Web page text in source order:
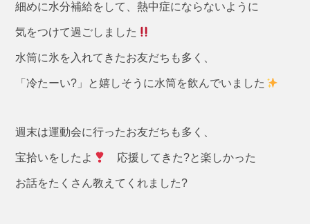
細めに水分補給をして、熱中症にならないように
気をつけて過ごしました
水筒に氷を入れてきたお友だちも多く、
「冷たーい?」と嬉しそうに水筒を飲んでいました
週末は運動会に行ったお友だちも多く、
宝拾いをしたよ 応援してきた?と楽しかった
お話をたくさん教えてくれました?